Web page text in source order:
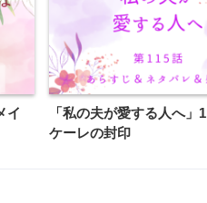
イ
「私の夫が愛する人へ」
ケーレの封印